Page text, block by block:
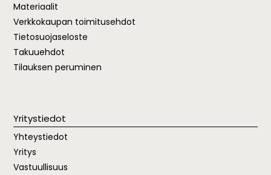
Materiaalit
Verkkokaupan toimitusehdot
Tietosuojaseloste
Takuuehdot
Tilauksen peruminen
Yritystiedot
Yhteystiedot
Yritys
Vastuullisuus